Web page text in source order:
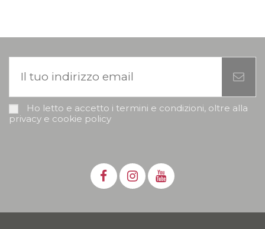
Ho letto e accetto i termini e condizioni, oltre alla
privacy e cookie policy